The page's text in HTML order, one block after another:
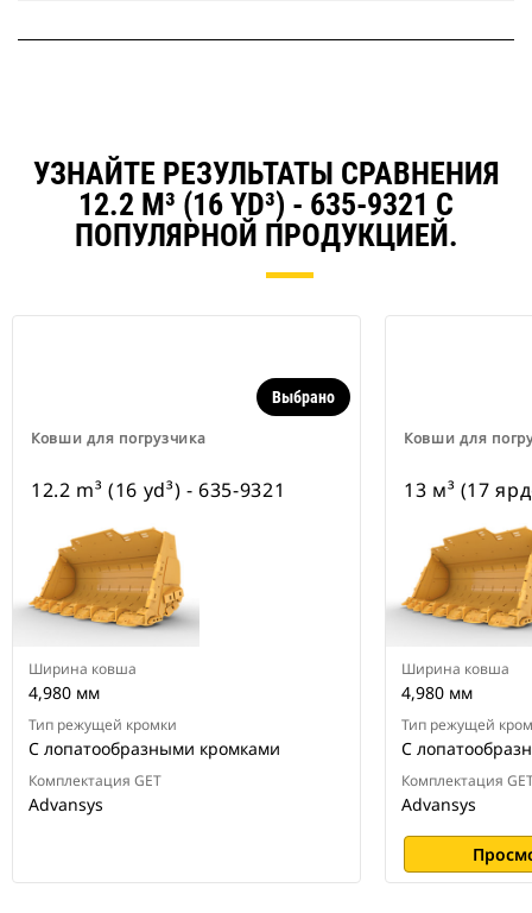
УЗНАЙТЕ РЕЗУЛЬТАТЫ СРАВНЕНИЯ
12.2 M³ (16 YD³) - 635-9321 С
ПОПУЛЯРНОЙ ПРОДУКЦИЕЙ.
Ковши для погрузчика
Выбрано
12.2 m³ (16 yd³) - 635-9321
Ширина ковша
4,980 мм
Тип режущей кромки
С лопатообразными кромками
Комплектация GET
Advansys
Ковши для
13 м³ (17
Ширина ковша
4,980 мм
Тип режущей
С
Комплектация
Advansys